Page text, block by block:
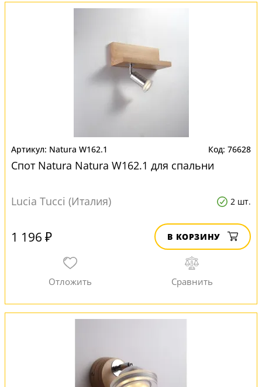
Natura W162.1 76628
Спот Natura Natura W162.1 для спальни
Lucia Tucci (Италия) 2 шт.
1 196 ₽ В КОРЗИНУ